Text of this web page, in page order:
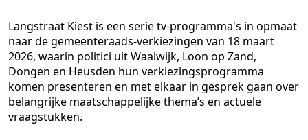
Langstraat Kiest is een serie tv-programma's in opmaat
naar de gemeenteraads-verkiezingen van 18 maart
2026, waarin politici uit Waalwijk, Loon op Zand,
Dongen en Heusden hun verkiezingsprogramma
komen presenteren en met elkaar in gesprek gaan over
belangrijke maatschappelijke thema’s en actuele
vraagstukken.